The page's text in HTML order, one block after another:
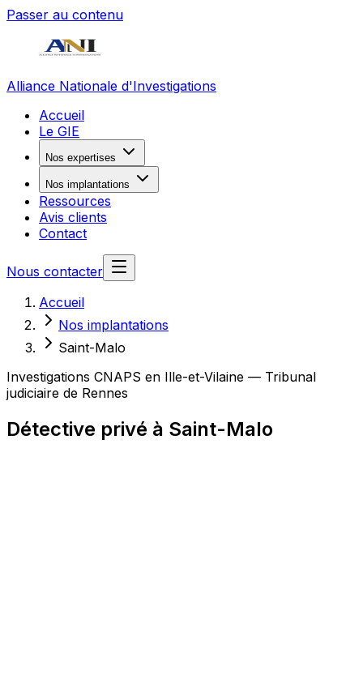
Passer au contenu
Alliance Nationale d'Investigations
Accueil
Le GIE
Nos expertises
Nos implantations
Ressources
Avis clients
Contact
Nous contacter
Accueil
Nos implantations
Saint-Malo
Investigations CNAPS en Ille-et-Vilaine — Tribunal
judiciaire de Rennes
Détective privé à Saint-Malo